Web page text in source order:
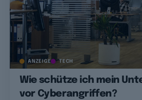
ANZEIGE TECH
Wie schütze ich mein
vor Cyberangriffen?